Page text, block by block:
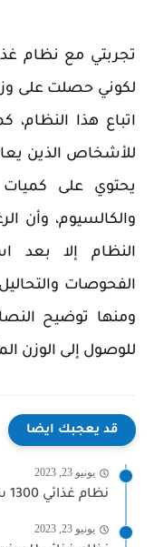
لكوني حصلت على
اتباع هذا
للأشخاص الذين
يحتوي على كميات
والكالسيوم، وأن
النظام إلا بعد
الفحوصات
ومنها توضيح
للوصول إلى الوزن
قد يعجبك ايضا
يونيو 23, 2023
نظام غذائي 1300 سعرة حرارية
يونيو 23, 2023